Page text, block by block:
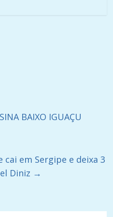
BAIXO IGUAÇU
em Sergipe e deixa 3
Diniz →